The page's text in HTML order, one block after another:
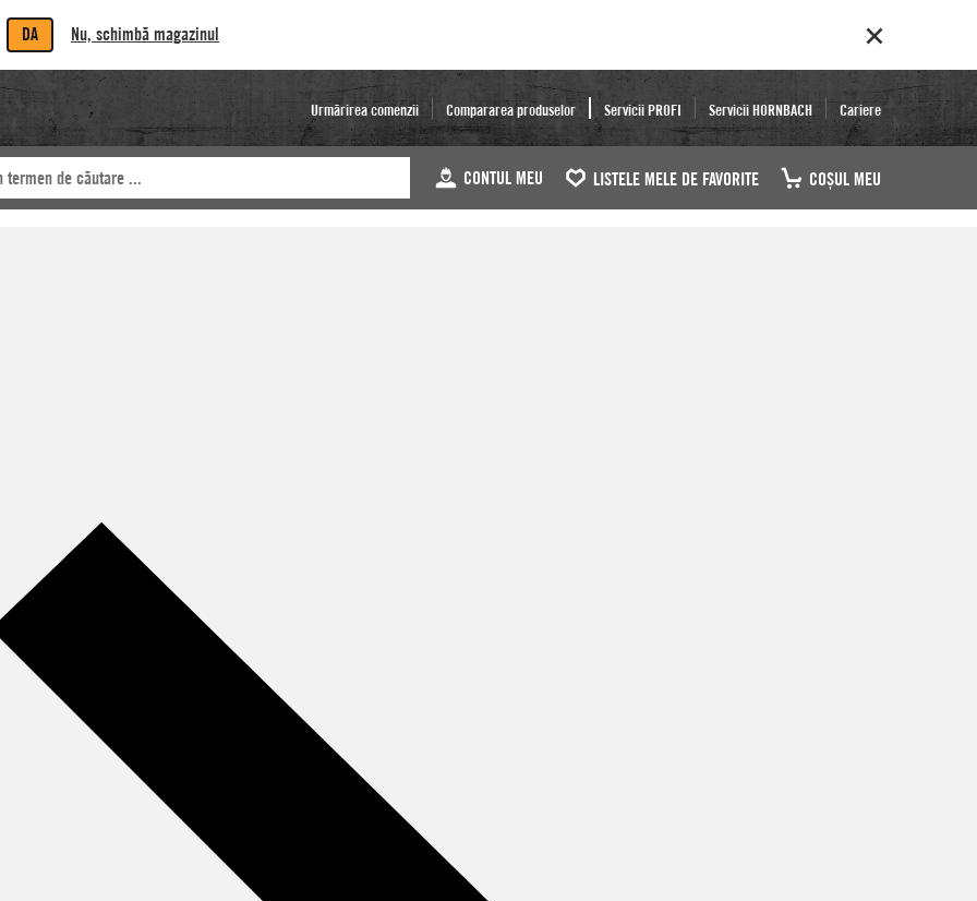
DA Nu, schimbă magazinul
Urmărirea comenzii Compararea produselor Servicii PROFI Servicii HORNBACH Cariere
CONTUL MEU LISTELE MELE DE FAVORITE COŞUL MEU